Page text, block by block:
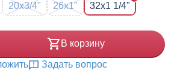
20x3/4" 26x1" 32x1 1/4"
В корзину
Задать вопрос